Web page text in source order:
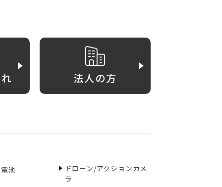
法人の方
池
ドローン/アクションカメ
ラ